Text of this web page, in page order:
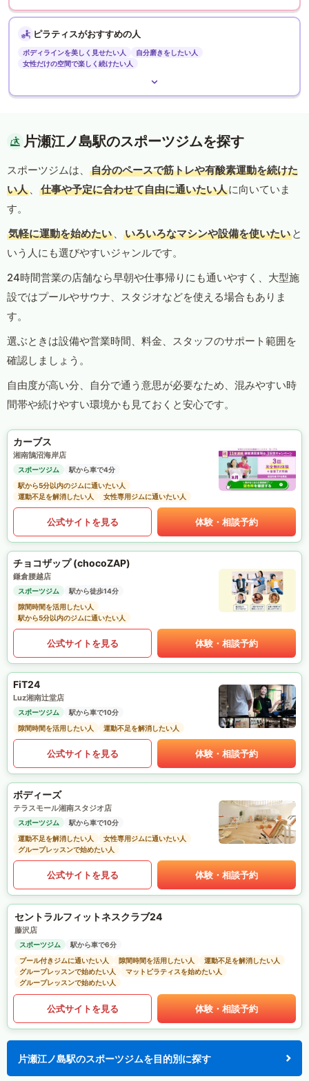
ピラティスがおすすめの人
ボディラインを美しく見せたい人
自分磨きをしたい人
女性だけの空間で楽しく続けたい人
片瀬江ノ島駅のスポーツジムを探す
スポーツジムは、
自分のペースで筋トレや有酸素運動を続けた
い人 、 仕事や予定に合わせて自由に通いたい人に向いていま
す。
気軽に運動を始めたい 、 いろいろなマシンや設備を使いたい と
いう人にも選びやすいジャンルです。
24時間営業の店舗なら早朝や仕事帰りにも通いやすく、大型施
設ではプールやサウナ、スタジオなどを使える場合もありま
す。
選ぶときは設備や営業時間、料金、スタッフのサポート範囲を
確認しましょう。
自由度が高い分、自分で通う意思が必要なため、混みやすい時
間帯や続けやすい環境かも見ておくと安心です。
カーブス
湘南鵠沼海岸店
スポーツジム
駅から車で4分
駅から5分以内のジムに通いたい人
運動不足を解消したい人
女性専用ジムに通いたい人
公式サイトを見る 体験・相談予約
チョコザップ (chocoZAP)
鎌倉腰越店
スポーツジム
駅から徒歩14分
隙間時間を活用したい人
駅から5分以内のジムに通いたい人
公式サイトを見る 体験・相談予約
FiT24
Luz湘南辻堂店
スポーツジム
駅から車で10分
隙間時間を活用したい人
運動不足を解消したい人
公式サイトを見る 体験・相談予約
ボディーズ
テラスモール湘南スタジオ店
スポーツジム
駅から車で10分
運動不足を解消したい人
女性専用ジムに通いたい人
グループレッスンで始めたい人
公式サイトを見る 体験・相談予約
セントラルフィットネスクラブ24
藤沢店
スポーツジム
駅から車で6分
プール付きジムに通いたい人
隙間時間を活用したい人
運動不足を解消したい人
グループレッスンで始めたい人
マットピラティスを始めたい人
グループレッスンで始めたい人
公式サイトを見る 体験・相談予約
片瀬江ノ島駅のスポーツジムを目的別に探す